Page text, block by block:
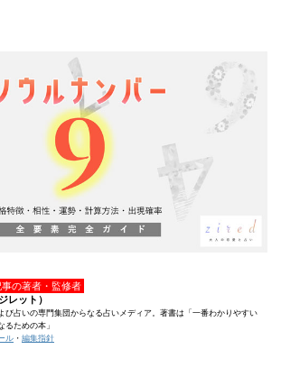
事の著者・監修者
レット）
び占いの専門集団からなる占いメディア。著書は「一番わかりやすい
るための本」
ル ・ 編集指針